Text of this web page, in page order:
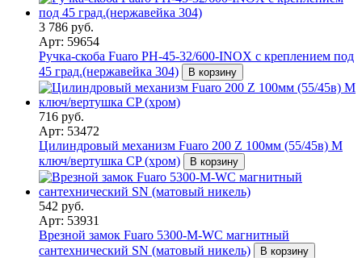
3 786 руб.
Арт: 59654
Ручка-скоба Fuaro PH-45-32/600-INOX с креплением под
45 град.(нержавейка 304)
В корзину
716 руб.
Арт: 53472
Цилиндровый механизм Fuaro 200 Z 100мм (55/45в) M
ключ/вертушка CP (хром)
В корзину
542 руб.
Арт: 53931
Врезной замок Fuaro 5300-M-WС магнитный
сантехнический SN (матовый никель)
В корзину